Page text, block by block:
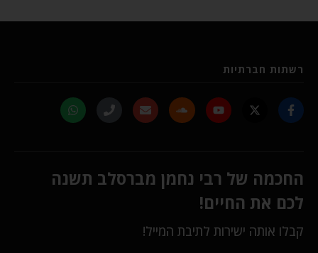
רשתות חברתיות
החכמה של רבי נחמן מברסלב תשנה
לכם את החיים!
קבלו אותה ישירות לתיבת המייל!